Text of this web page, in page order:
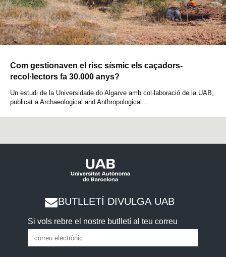
Com gestionaven el risc sísmic els caçadors-
recol·lectors fa 30.000 anys?
Un estudi de la Universidade do Algarve amb col·laboració de la UAB,
publicat a Archaeological and Anthropological...
BUTLLETÍ DIVULGA UAB
Si vols rebre el nostre butlletí al teu correu